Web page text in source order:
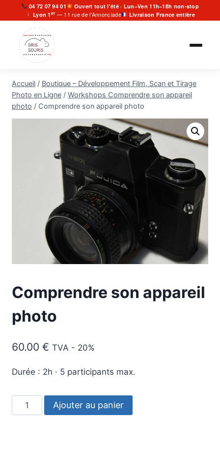
04 72 07 94 01
Ouvert tout l'été · Lun–Ven 11h–18h non-stop
Lyon 1er — 11 rue de l'Annonciade Livraison France entière
au
contenu
Accueil / Boutique – Développement Film, Scan et Tirage
Photo en Ligne / Workshops Comprendre son appareil
photo / Comprendre son appareil photo
Comprendre son appareil
photo
60.00 € TVA - 20%
Durée : 2h · 5 participants max.
quantité
de
Ajouter au panier